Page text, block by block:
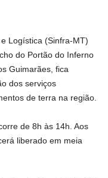
Logística (Sinfra-MT)
do Portão do Inferno
Guimarães, fica
dos serviços
de terra na região.
de 8h às 14h. Aos
liberado em meia